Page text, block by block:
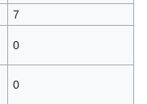
7
0
0